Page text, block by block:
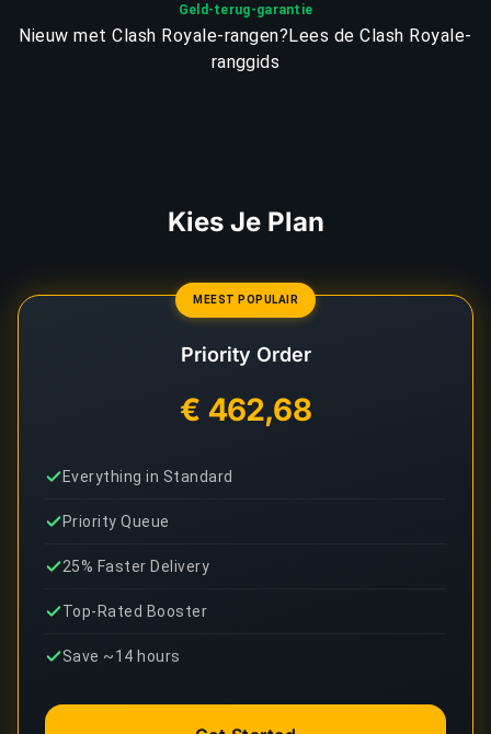
Geld-terug-garantie
Nieuw met Clash Royale-rangen?Lees de Clash Royale-
ranggids
Kies Je Plan
MEEST POPULAIR
Priority Order
€ 462,68
Everything in Standard
Priority Queue
25% Faster Delivery
Top-Rated Booster
Save ~14 hours